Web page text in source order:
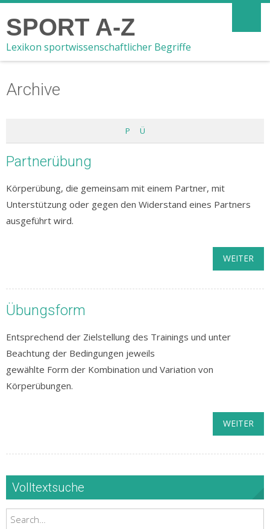
SPORT A-Z
Lexikon sportwissenschaftlicher Begriffe
Archive
P Ü
Partnerübung
Körperübung, die gemeinsam mit einem Partner, mit
Unterstützung oder gegen den Widerstand eines Partners
ausgeführt wird.
WEITER
Übungsform
Entsprechend der Zielstellung des Trainings und unter
Beachtung der Bedingungen jeweils
gewählte Form der Kombination und Variation von
Körperübungen.
WEITER
Volltextsuche
Search